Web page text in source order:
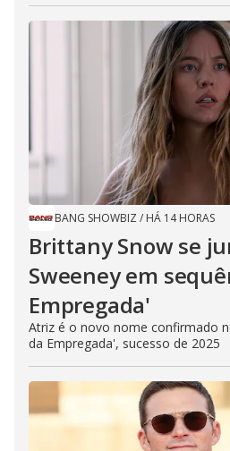
BANG SHOWBIZ / HÁ 14 HORAS
Brittany Snow se
Sweeney em
Empregada​'
Atriz é o novo nome confirmado
da Empregada', sucesso de 2025